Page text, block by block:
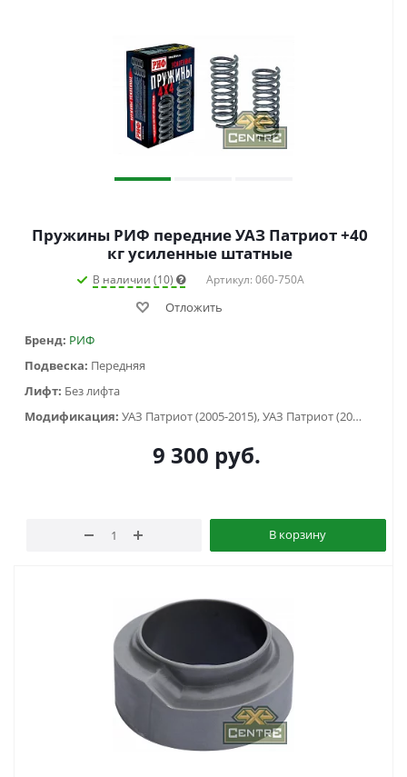
Пружины РИФ передние УАЗ Патриот +40
кг усиленные штатные
В наличии (10) Артикул: 060-750A
Отложить
Бренд: РИФ
Подвеска: Передняя
Лифт: Без лифта
Модификация:
УАЗ Патриот (2005-2015), УАЗ Патриот (2015-2018), УАЗ Патриот пикап (2008-...)
9 300 руб.
В корзину